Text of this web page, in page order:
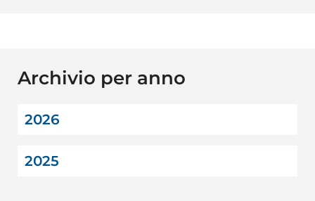
Archivio per anno
2026
2025